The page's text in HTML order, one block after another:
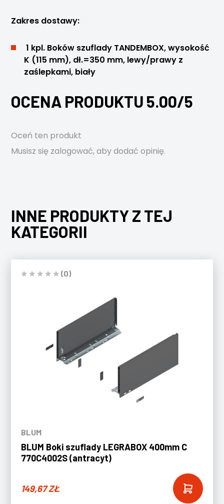
Zakres dostawy:
1 kpl. Boków szuflady TANDEMBOX, wysokość
K (115 mm), dł.=350 mm, lewy/prawy z
zaślepkami, biały
OCENA PRODUKTU 5.00/5
Oceń ten produkt
Musisz się zalogować, aby dodać opinię.
INNE PRODUKTY Z TEJ
KATEGORII
(0)
BLUM
BLUM Boki szuflady LEGRABOX 400mm C
770C4002S (antracyt)
149,67ZŁ